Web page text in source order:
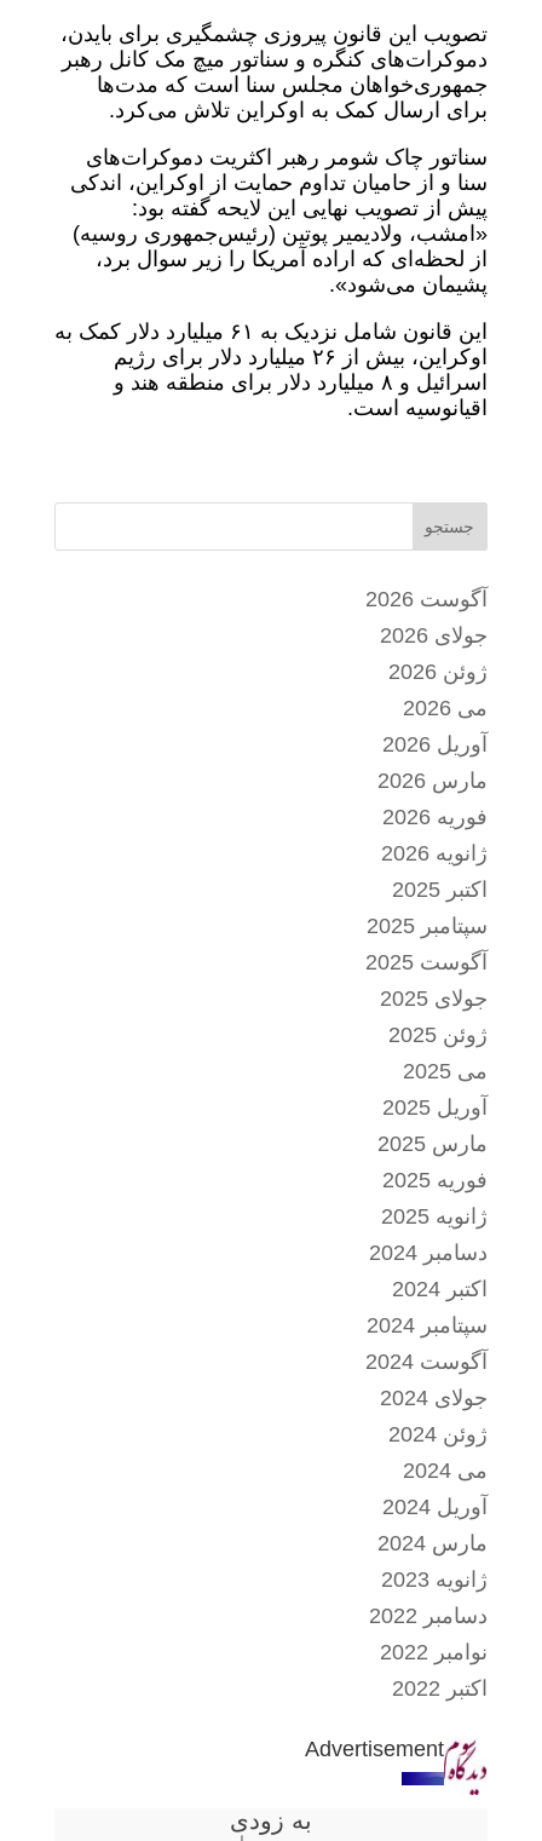
تصویب این قانون پیروزی چشمگیری برای بایدن،
دموکرات‌های کنگره و سناتور میچ مک کانل رهبر
جمهوری‌خواهان مجلس سنا است که مدت‌ها
برای ارسال کمک به اوکراین تلاش می‌کرد.
سناتور چاک شومر رهبر اکثریت دموکرات‌های
سنا و از حامیان تداوم حمایت از اوکراین، اندکی
پیش از تصویب نهایی این لایحه گفته بود:
«امشب، ولادیمیر پوتین (رئیس‌جمهوری روسیه)
از لحظه‌ای که اراده آمریکا را زیر سوال برد،
پشیمان می‌شود».
این قانون شامل نزدیک به ۶۱ میلیارد دلار کمک به
اوکراین، بیش از ۲۶ میلیارد دلار برای رژیم
اسرائیل و ۸ میلیارد دلار برای منطقه هند و
اقیانوسیه است.
جستجو
آگوست 2026
جولای 2026
ژوئن 2026
می 2026
آوریل 2026
مارس 2026
فوریه 2026
ژانویه 2026
اکتبر 2025
سپتامبر 2025
آگوست 2025
جولای 2025
ژوئن 2025
می 2025
آوریل 2025
مارس 2025
فوریه 2025
ژانویه 2025
دسامبر 2024
اکتبر 2024
سپتامبر 2024
آگوست 2024
جولای 2024
ژوئن 2024
می 2024
آوریل 2024
مارس 2024
ژانویه 2023
دسامبر 2022
نوامبر 2022
اکتبر 2022
Advertisement
به زودی